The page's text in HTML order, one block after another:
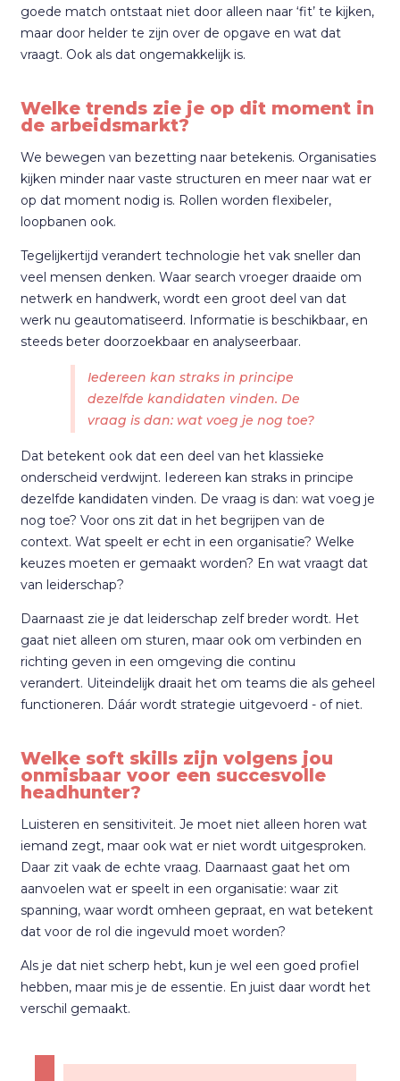
goede match ontstaat niet door alleen naar ‘fit’ te kijken,
maar door helder te zijn over de opgave en wat dat
vraagt. Ook als dat ongemakkelijk is.
Welke trends zie je op dit moment in
de arbeidsmarkt?
We bewegen van bezetting naar betekenis. Organisaties
kijken minder naar vaste structuren en meer naar wat er
op dat moment nodig is. Rollen worden flexibeler,
loopbanen ook.
Tegelijkertijd verandert technologie het vak sneller dan
veel mensen denken. Waar search vroeger draaide om
netwerk en handwerk, wordt een groot deel van dat
werk nu geautomatiseerd. Informatie is beschikbaar, en
steeds beter doorzoekbaar en analyseerbaar.
Iedereen kan straks in principe
dezelfde kandidaten vinden. De
vraag is dan: wat voeg je nog toe?
Dat betekent ook dat een deel van het klassieke
onderscheid verdwijnt. Iedereen kan straks in principe
dezelfde kandidaten vinden. De vraag is dan: wat voeg je
nog toe? Voor ons zit dat in het begrijpen van de
context. Wat speelt er echt in een organisatie? Welke
keuzes moeten er gemaakt worden? En wat vraagt dat
van leiderschap?
Daarnaast zie je dat leiderschap zelf breder wordt. Het
gaat niet alleen om sturen, maar ook om verbinden en
richting geven in een omgeving die continu
verandert. Uiteindelijk draait het om teams die als geheel
functioneren. Dáár wordt strategie uitgevoerd - of niet.
Welke soft skills zijn volgens jou
onmisbaar voor een succesvolle
headhunter?
Luisteren en sensitiviteit. Je moet niet alleen horen wat
iemand zegt, maar ook wat er niet wordt uitgesproken.
Daar zit vaak de echte vraag. Daarnaast gaat het om
aanvoelen wat er speelt in een organisatie: waar zit
spanning, waar wordt omheen gepraat, en wat betekent
dat voor de rol die ingevuld moet worden?
Als je dat niet scherp hebt, kun je wel een goed profiel
hebben, maar mis je de essentie. En juist daar wordt het
verschil gemaakt.